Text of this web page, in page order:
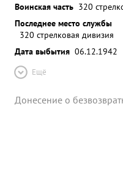
Воинская часть 320
Последнее место службы
320 стрелковая дивизия
Дата выбытия 06.12.1942
Ещё
Донесение о